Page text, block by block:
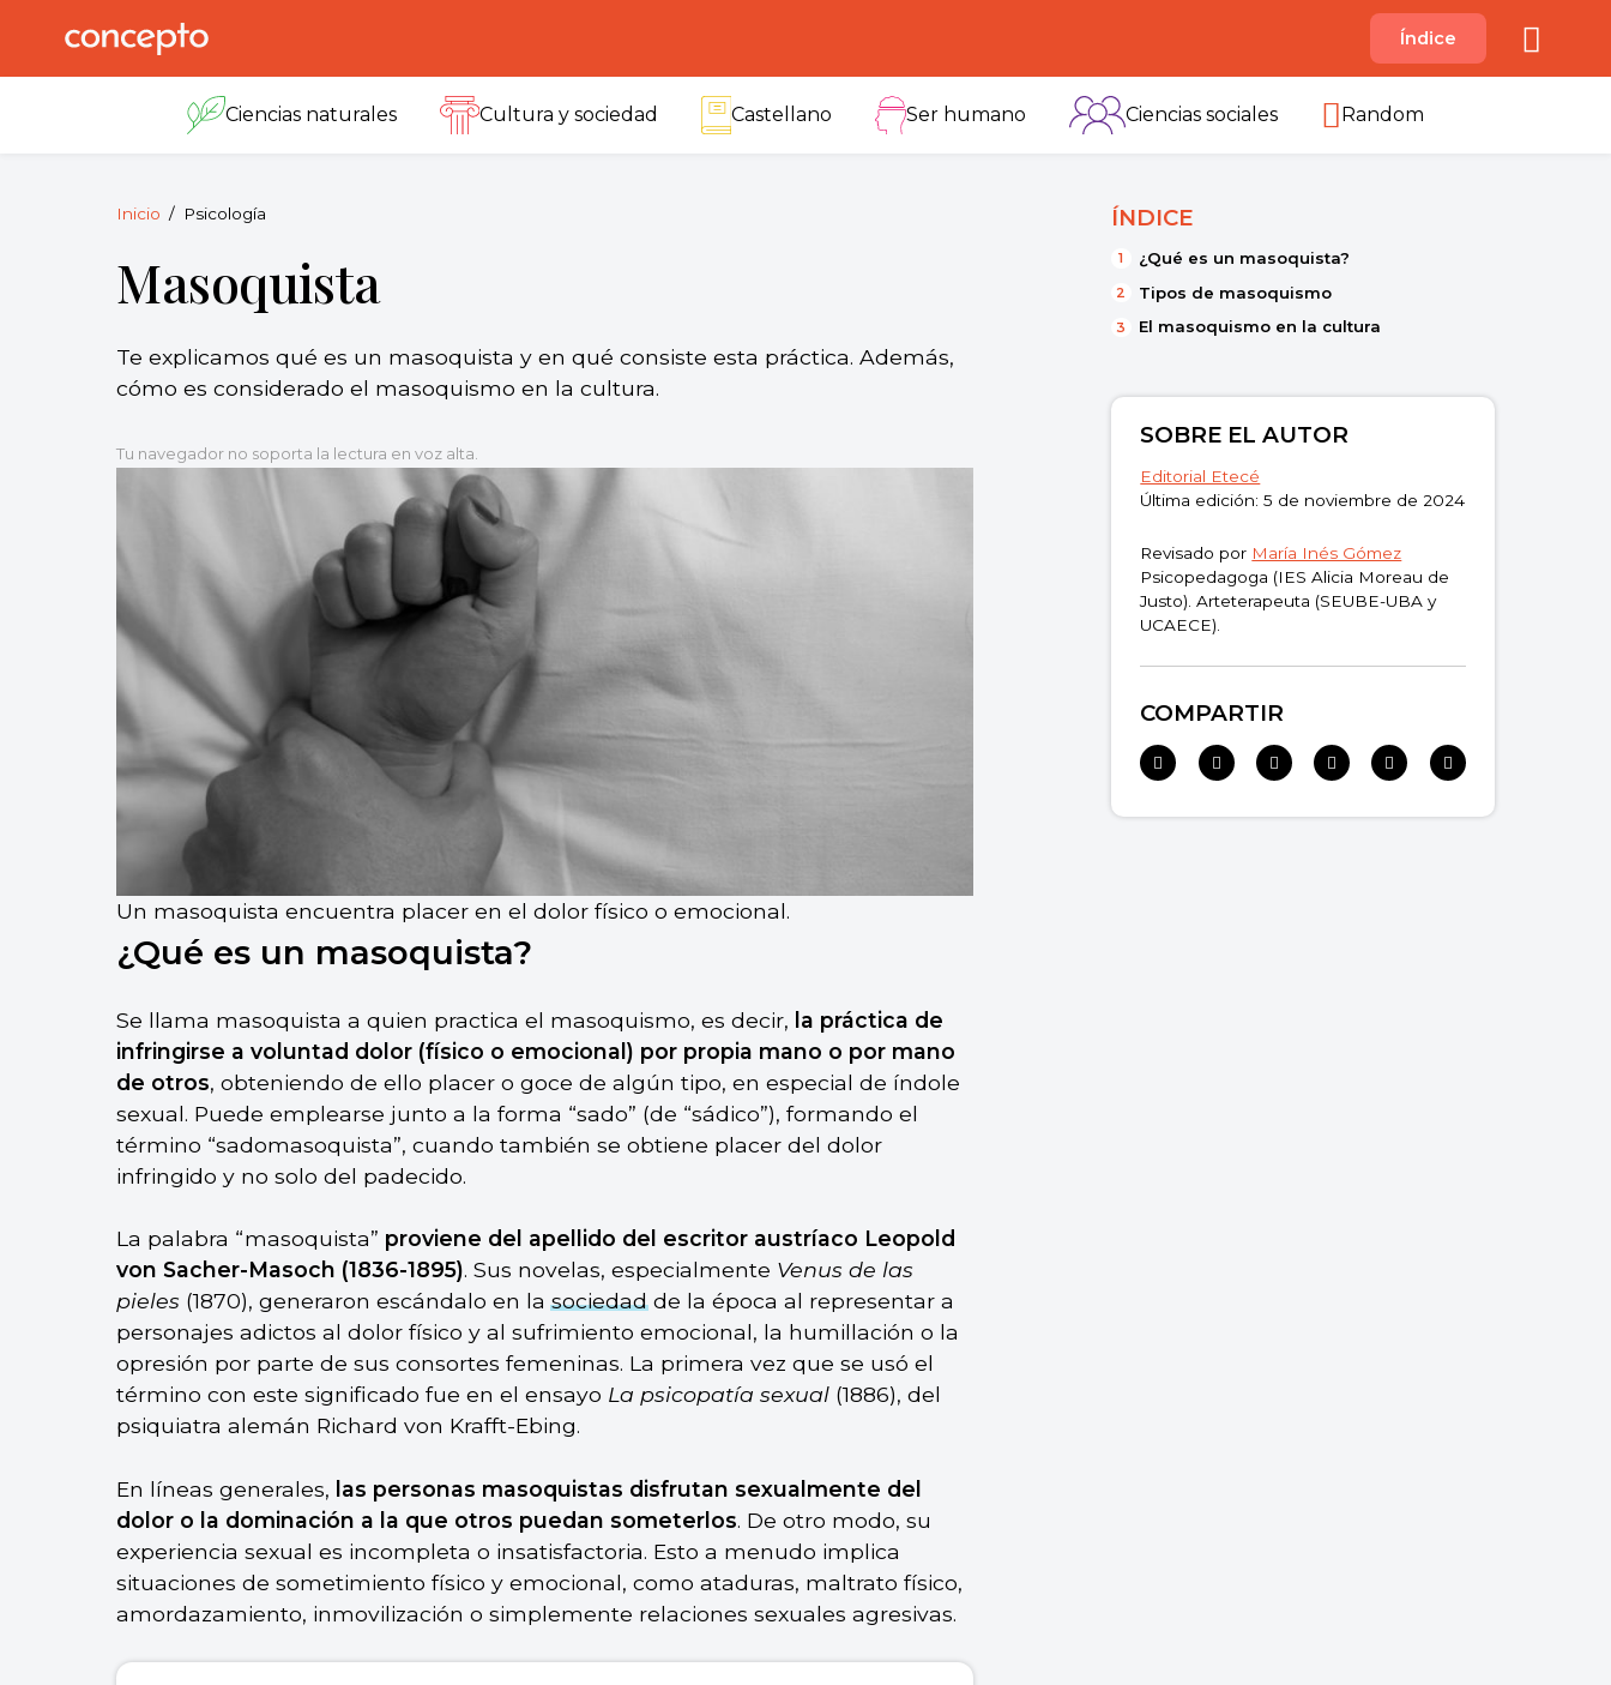
reservados.
B C
Índice
Ciencias naturales Cultura y sociedad Castellano Ser humano Ciencias sociales Random
Inicio Psicología
Masoquista
Te explicamos qué es un masoquista y en qué consiste esta práctica. Además,
cómo es considerado el masoquismo en la cultura.
Tu navegador no soporta la lectura en voz alta.
Un masoquista encuentra placer en el dolor físico o emocional.
¿Qué es un masoquista?
Se llama masoquista a quien practica el masoquismo, es decir, la práctica de
infringirse a voluntad dolor (físico o emocional) por propia mano o por mano
de otros, obteniendo de ello placer o goce de algún tipo, en especial de índole
sexual. Puede emplearse junto a la forma “sado” (de “sádico”), formando el
término “sadomasoquista”, cuando también se obtiene placer del dolor
infringido y no solo del padecido.
La palabra “masoquista” proviene del apellido del escritor austríaco Leopold
von Sacher-Masoch (1836-1895). Sus novelas, especialmente Venus de las
pieles (1870), generaron escándalo en lasociedadde la época al representar a
personajes adictos al dolor físico y al sufrimiento emocional, la humillación o la
opresión por parte de sus consortes femeninas. La primera vez que se usó el
término con este significado fue en el ensayo La psicopatía sexual(1886), del
psiquiatra alemán Richard von Krafft-Ebing.
En líneas generales, las personas masoquistas disfrutan sexualmente del
dolor o la dominación a la que otros puedan someterlos. De otro modo, su
experiencia sexual es incompleta o insatisfactoria. Esto a menudo implica
situaciones de sometimiento físico y emocional, como ataduras, maltrato físico,
amordazamiento, inmovilización o simplemente relaciones sexuales agresivas.
ÍNDICE
¿Qué es un masoquista?
Tipos de masoquismo
El masoquismo en la cultura
SOBRE EL AUTOR
Editorial Etecé
Última edición: 5 de noviembre de 2024
Revisado por María Inés Gómez
Psicopedagoga (IES Alicia Moreau de
Justo). Arteterapeuta (SEUBE-UBA y
UCAECE).
COMPARTIR